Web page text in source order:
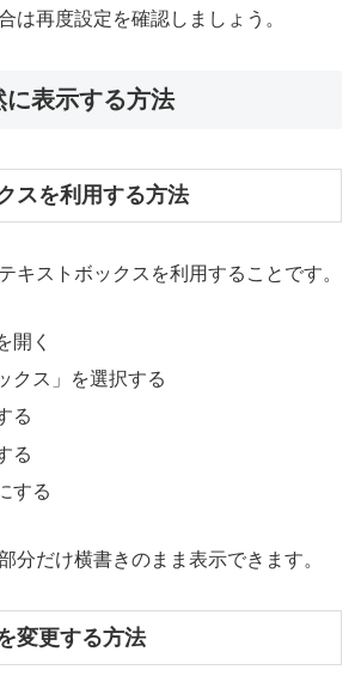
は再度設定を確認しましょう。
表示する方法
スを利用する方法
キストボックスを利用することです。
開く
クス」を選択する
る
る
する
分だけ横書きのまま表示できます。
変更する方法